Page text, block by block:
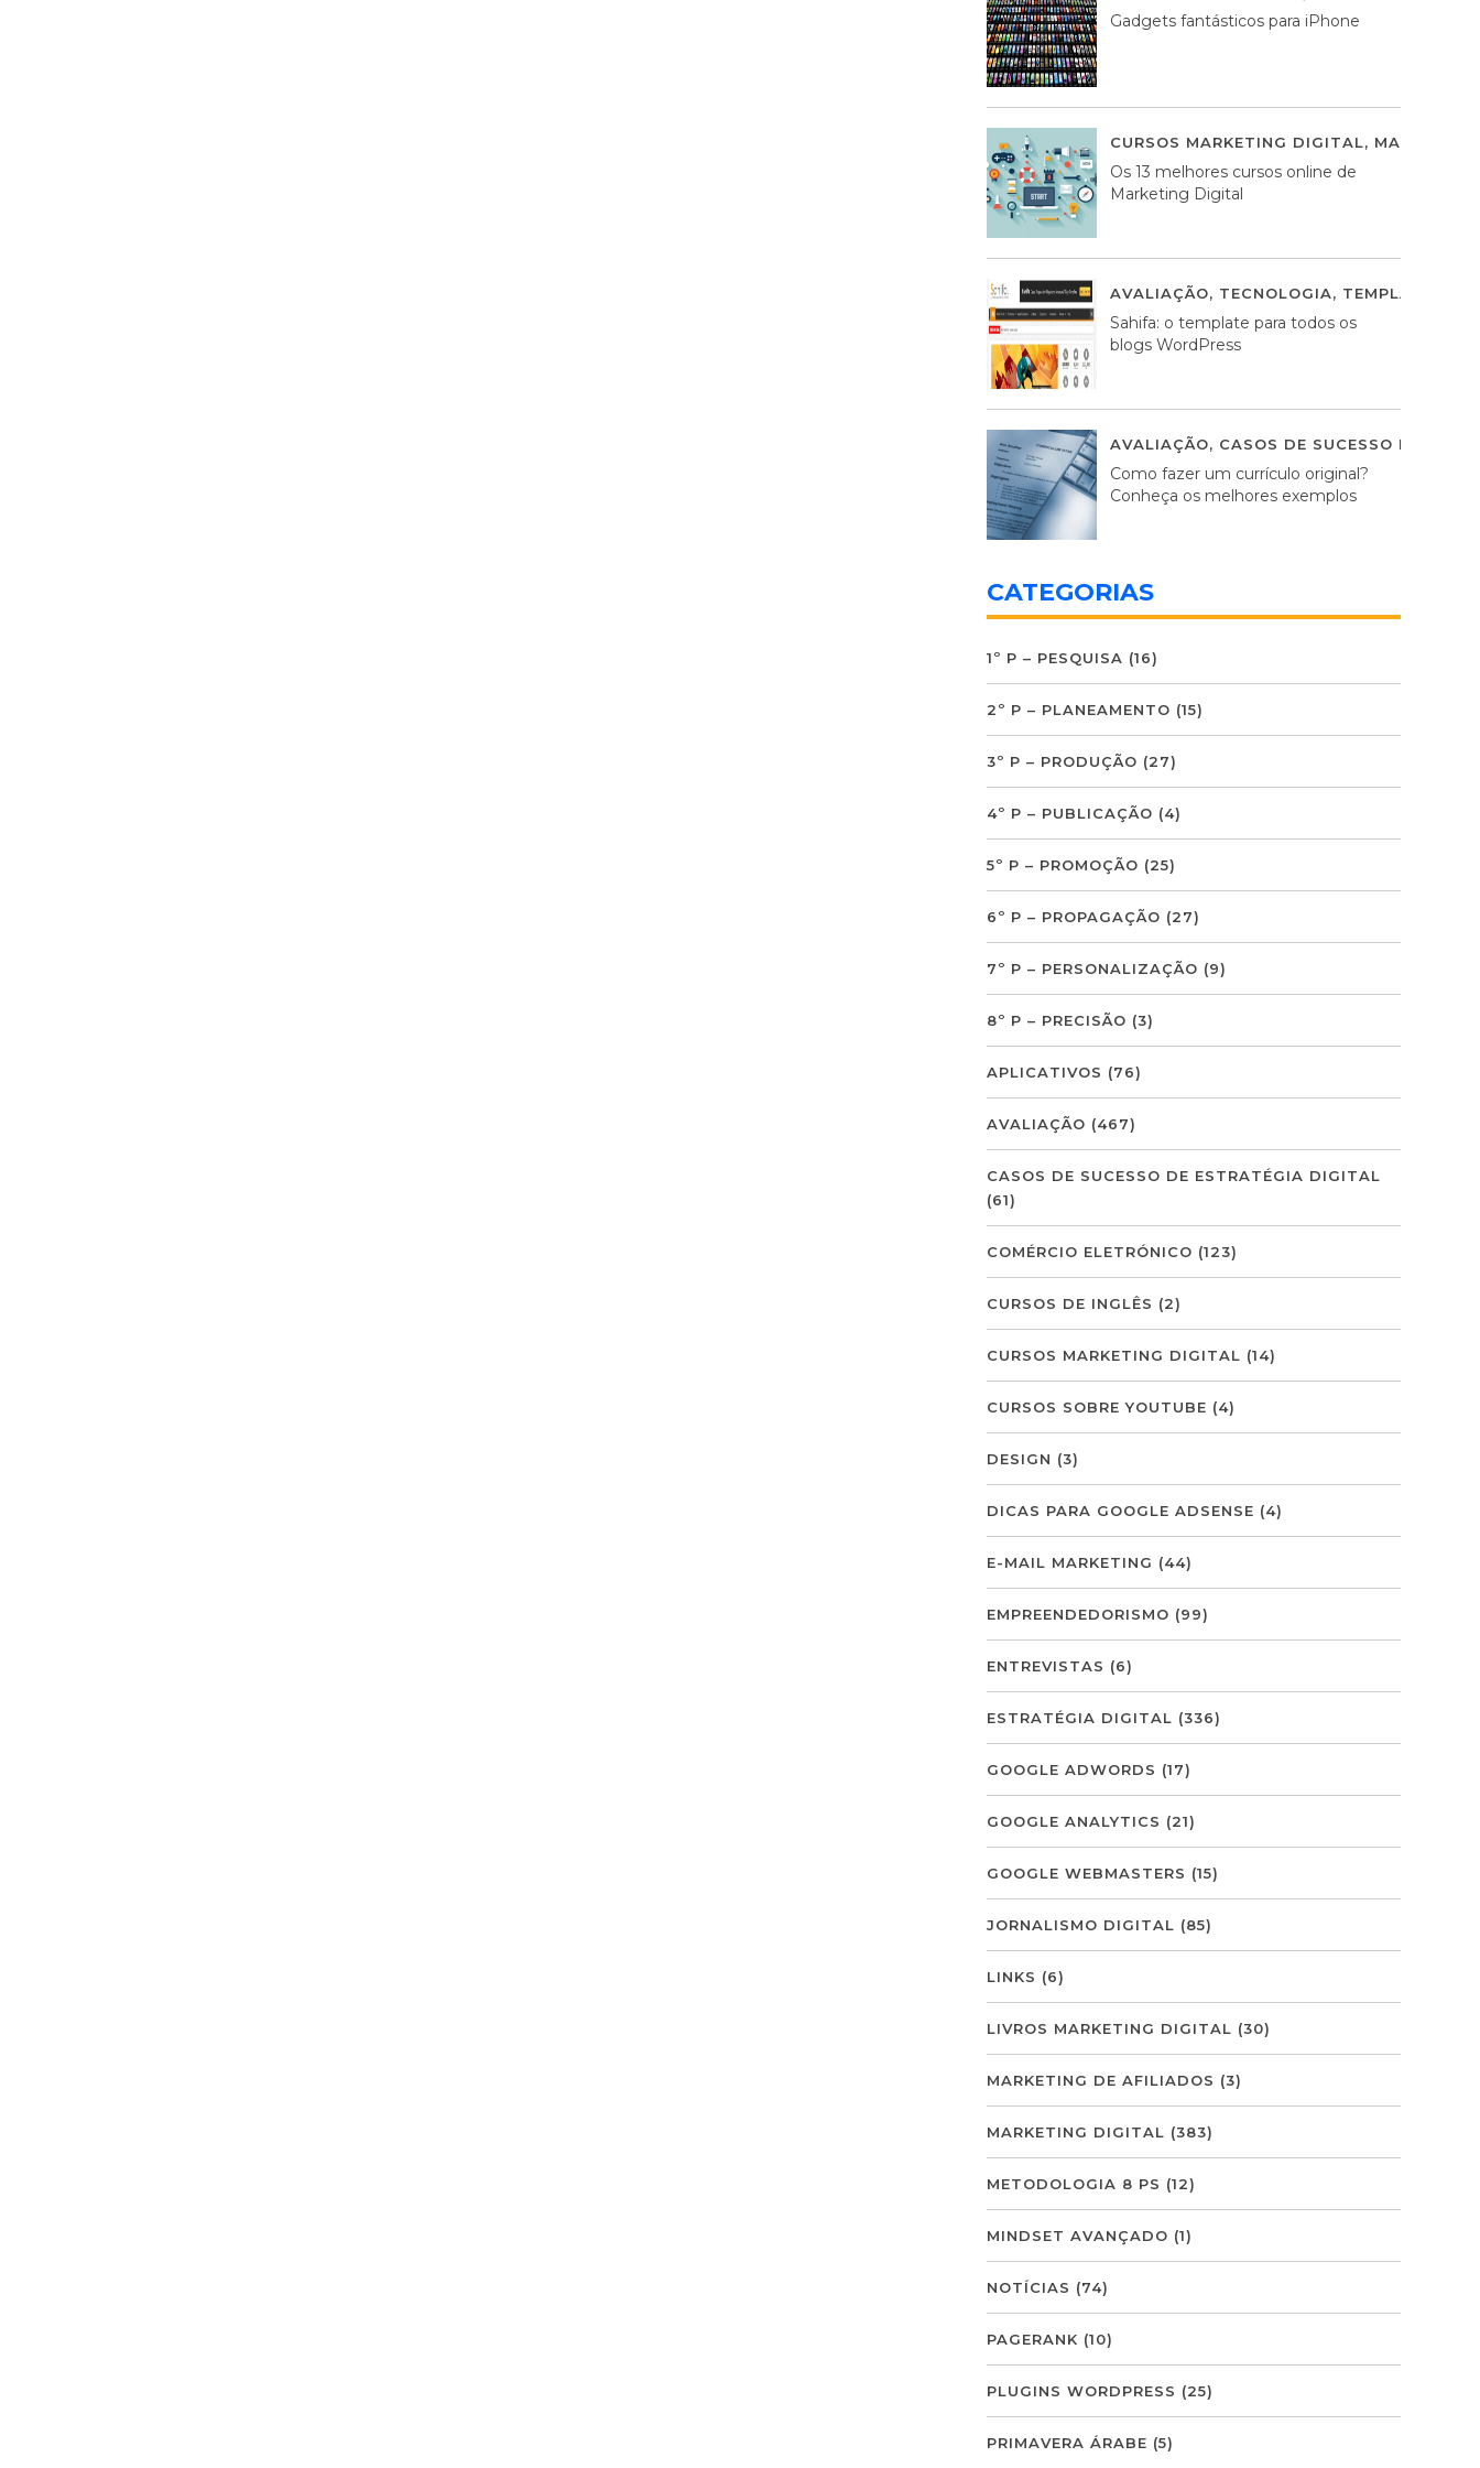
Gadgets fantásticos para iPhone
CURSOS MARKETING DIGITAL,
Os 13 melhores cursos online de
Marketing Digital
AVALIAÇÃO, TECNOLOGIA, TEMPLATES
Sahifa: o template para todos os
blogs WordPress
AVALIAÇÃO, CASOS DE SUCESSO DE
Como fazer um currículo original?
Conheça os melhores exemplos
CATEGORIAS
1º P – PESQUISA (16)
2º P – PLANEAMENTO (15)
3º P – PRODUÇÃO (27)
4º P – PUBLICAÇÃO (4)
5º P – PROMOÇÃO (25)
6º P – PROPAGAÇÃO (27)
7º P – PERSONALIZAÇÃO (9)
8º P – PRECISÃO (3)
APLICATIVOS (76)
AVALIAÇÃO (467)
CASOS DE SUCESSO DE ESTRATÉGIA DIGITAL
(61)
COMÉRCIO ELETRÓNICO (123)
CURSOS DE INGLÊS (2)
CURSOS MARKETING DIGITAL (14)
CURSOS SOBRE YOUTUBE (4)
DESIGN (3)
DICAS PARA GOOGLE ADSENSE (4)
E-MAIL MARKETING (44)
EMPREENDEDORISMO (99)
ENTREVISTAS (6)
ESTRATÉGIA DIGITAL (336)
GOOGLE ADWORDS (17)
GOOGLE ANALYTICS (21)
GOOGLE WEBMASTERS (15)
JORNALISMO DIGITAL (85)
LINKS (6)
LIVROS MARKETING DIGITAL (30)
MARKETING DE AFILIADOS (3)
MARKETING DIGITAL (383)
METODOLOGIA 8 PS (12)
MINDSET AVANÇADO (1)
NOTÍCIAS (74)
PAGERANK (10)
PLUGINS WORDPRESS (25)
PRIMAVERA ÁRABE (5)